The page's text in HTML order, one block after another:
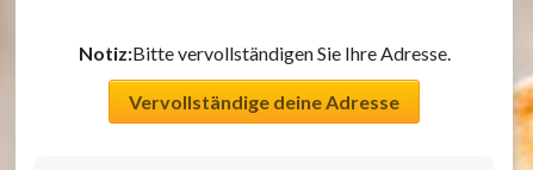
Notiz:Bitte vervollständigen Sie Ihre Adresse.
Vervollständige deine Adresse